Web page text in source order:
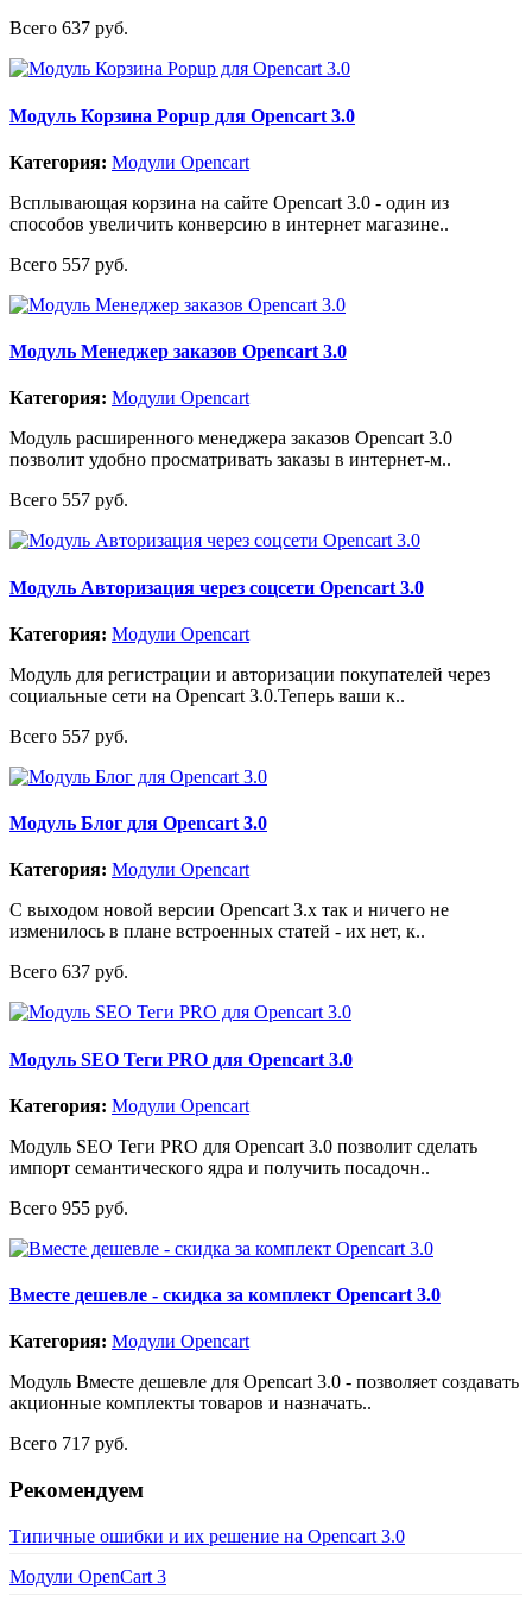
Всего 637 руб.
Модуль Корзина Popup для Opencart 3.0
Категория: Модули Opencart
Всплывающая корзина на сайте Opencart 3.0 - один из
способов увеличить конверсию в интернет магазине..
Всего 557 руб.
Модуль Менеджер заказов Opencart 3.0
Категория: Модули Opencart
Модуль расширенного менеджера заказов Opencart 3.0
позволит удобно просматривать заказы в интернет-м..
Всего 557 руб.
Модуль Авторизация через соцсети Opencart 3.0
Категория: Модули Opencart
Модуль для регистрации и авторизации покупателей через
социальные сети на Opencart 3.0.Теперь ваши к..
Всего 557 руб.
Модуль Блог для Opencart 3.0
Категория: Модули Opencart
С выходом новой версии Opencart 3.x так и ничего не
изменилось в плане встроенных статей - их нет, к..
Всего 637 руб.
Модуль SEO Теги PRO для Opencart 3.0
Категория: Модули Opencart
Модуль SEO Теги PRO для Opencart 3.0 позволит сделать
импорт семантического ядра и получить посадочн..
Всего 955 руб.
Вместе дешевле - скидка за комплект Opencart 3.0
Категория: Модули Opencart
Модуль Вместе дешевле для Opencart 3.0 - позволяет создавать
акционные комплекты товаров и назначать..
Всего 717 руб.
Рекомендуем
Типичные ошибки и их решение на Opencart 3.0
Модули OpenCart 3